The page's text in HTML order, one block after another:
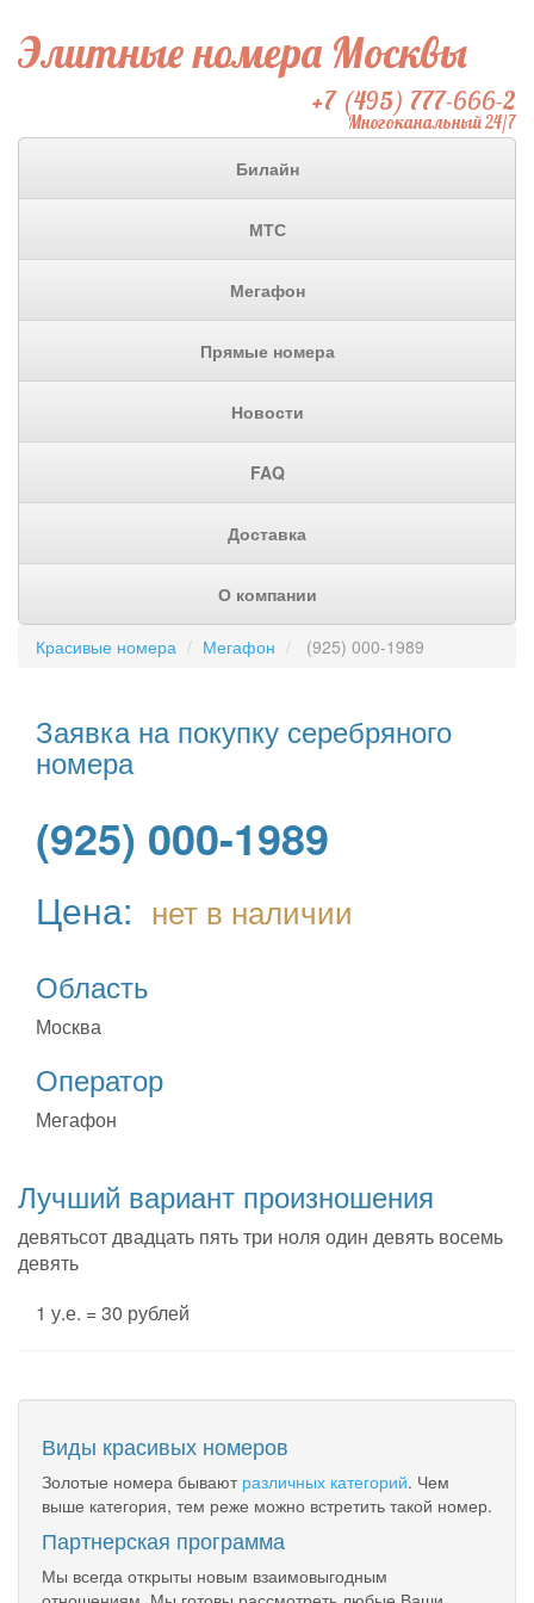
Элитные номера Москвы
+7 (495) 777-666-2
Многоканальный 24/7
Билайн
МТС
Мегафон
Прямые номера
Новости
FAQ
Доставка
О компании
Красивые номера Мегафон (925) 000-1989
Заявка на покупку серебряного
номера
(925) 000-1989
Цена: нет в наличии
Область
Москва
Оператор
Мегафон
Лучший вариант произношения
девятьсот двадцать пять три ноля один девять восемь
девять
1 у.е. = 30 рублей
Виды красивых номеров
Золотые номера бывают различных категорий. Чем
выше категория, тем реже можно встретить такой номер.
Партнерская программа
Мы всегда открыты новым взаимовыгодным